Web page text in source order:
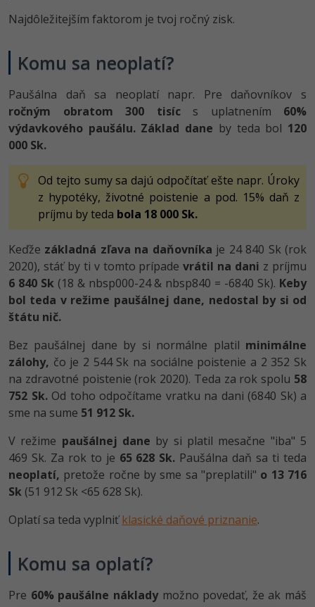
Najdôležitejším faktorom je tvoj ročný zisk.
Komu sa neoplatí?
Paušálna daň sa neoplatí napr. Pre daňovníkov s
ročným obratom 300 tisícs uplatnením 60%
výdavkového paušálu. Základ dane by teda bol 120
000 Sk.
Od tejto sumy sa dajú odpočítať ešte napr. Úroky
z hypotéky, životné poistenie a pod. 15% daň z
príjmu by teda bola 18 000 Sk.
Keďže základná zľava na daňovníka je 24 840 Sk (rok
2020), stáť by ti v tomto prípadevrátil na dani z príjmu
6 840 Sk(18 & nbsp000-24 & nbsp840 = -6840 Sk). Keby
bol teda v režime paušálnej dane, nedostal by si od
štátu nič.
Bez paušálnej dane by si normálne platil minimálne
zálohy, čo je 2 544 Sk na sociálne poistenie a 2 352 Sk
na zdravotné poistenie (rok 2020). Teda za rok spolu 58
752 Sk.Od toho odpočítame vratku na dani (6840 Sk) a
sme na sume 51 912 Sk.
V režime paušálnej dane by si platil mesačne "iba" 5
469 Sk. Za rok to je 65 628 Sk. Paušálna daň sa ti teda
neoplatí, pretože ročne by sme sa "preplatili" o 13 716
Sk (51 912 Sk <65 628 Sk).
Oplatí sa teda vyplniť klasické daňové priznanie.
Komu sa oplatí?
Pre 60% paušálne nákladymožno povedať, že ak máš